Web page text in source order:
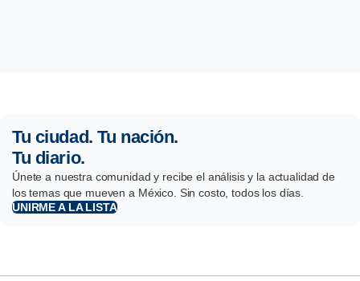
Tu ciudad. Tu nación.
Tu diario.
Únete a nuestra comunidad y recibe el análisis y la actualidad de
los temas que mueven a México. Sin costo, todos los días.
UNIRME A LA LISTA